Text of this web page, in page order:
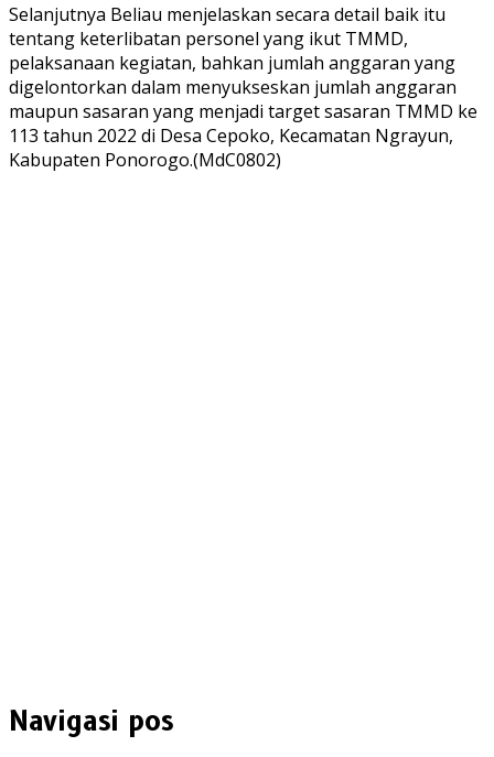
Selanjutnya Beliau menjelaskan secara detail baik itu
tentang keterlibatan personel yang ikut TMMD,
pelaksanaan kegiatan, bahkan jumlah anggaran yang
digelontorkan dalam menyukseskan jumlah anggaran
maupun sasaran yang menjadi target sasaran TMMD ke
113 tahun 2022 di Desa Cepoko, Kecamatan Ngrayun,
Kabupaten Ponorogo.(MdC0802)
Navigasi pos